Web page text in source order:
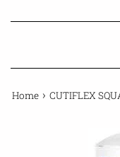
Home › CUTIFLEX